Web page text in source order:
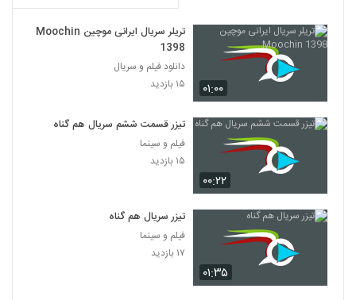
۰۱:۰۰
تریلر سریال ایرانی موچین Moochin
1398
دانلود فیلم و سریال
۱۵ بازدید
۰۰:۲۲
تیزر قسمت ششم سریال هم گناه
فیلم و سینما
۱۵ بازدید
۰۱:۳۵
تیزر سریال هم گناه
فیلم و سینما
۱۷ بازدید